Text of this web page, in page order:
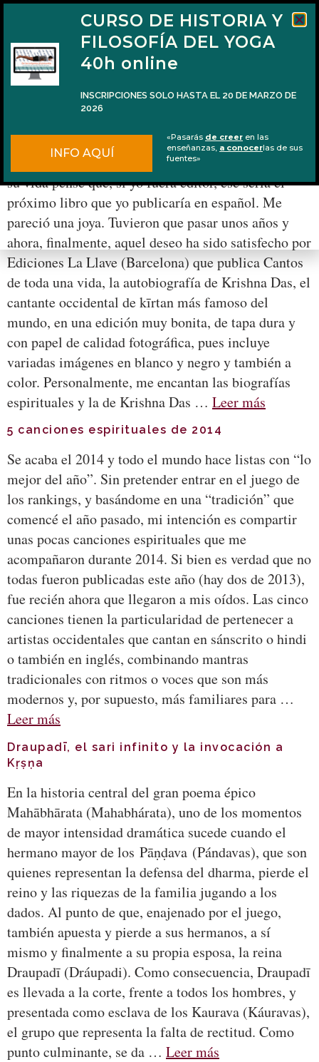
La autobiografía de Krishna Das en español
Cuando leí, en inglés, el libro de Krishna Das sobre
su vida pensé que, si yo fuera editor, ése sería el
próximo libro que yo publicaría en español. Me
pareció una joya. Tuvieron que pasar unos años y
ahora, finalmente, aquel deseo ha sido satisfecho por
Ediciones La Llave (Barcelona) que publica Cantos
de toda una vida, la autobiografía de Krishna Das, el
cantante occidental de kīrtan más famoso del
mundo, en una edición muy bonita, de tapa dura y
con papel de calidad fotográfica, pues incluye
variadas imágenes en blanco y negro y también a
color. Personalmente, me encantan las biografías
espirituales y la de Krishna Das … Leer más
5 canciones espirituales de 2014
Se acaba el 2014 y todo el mundo hace listas con “lo
mejor del año”. Sin pretender entrar en el juego de
los rankings, y basándome en una “tradición” que
comencé el año pasado, mi intención es compartir
unas pocas canciones espirituales que me
acompañaron durante 2014. Si bien es verdad que no
todas fueron publicadas este año (hay dos de 2013),
fue recién ahora que llegaron a mis oídos. Las cinco
canciones tienen la particularidad de pertenecer a
artistas occidentales que cantan en sánscrito o hindi
o también en inglés, combinando mantras
tradicionales con ritmos o voces que son más
modernos y, por supuesto, más familiares para …
Leer más
Draupadī, el sari infinito y la invocación a
Kṛṣṇa
En la historia central del gran poema épico
Mahābhārata (Mahabhárata), uno de los momentos
de mayor intensidad dramática sucede cuando el
hermano mayor de los Pāṇḍava (Pándavas), que son
quienes representan la defensa del dharma, pierde el
reino y las riquezas de la familia jugando a los
dados. Al punto de que, enajenado por el juego,
también apuesta y pierde a sus hermanos, a sí
mismo y finalmente a su propia esposa, la reina
Draupadī (Dráupadi). Como consecuencia, Draupadī
es llevada a la corte, frente a todos los hombres, y
presentada como esclava de los Kaurava (Káuravas),
el grupo que representa la falta de rectitud. Como
punto culminante, se da … Leer más
CURSO DE HISTORIA Y
FILOSOFÍA DEL YOGA
40h online
INSCRIPCIONES SOLO HASTA EL 20 DE MARZO DE
2026
INFO AQUÍ
«Pasarás de creer en las
enseñanzas, a conocerlas de sus
fuentes»